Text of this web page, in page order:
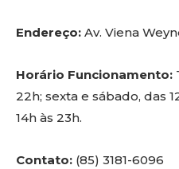
Endereço: Av. Viena
Horário Funcionamento:
22h; sexta e sábado, das
14h às 23h.
Contato: (85) 3181-6096